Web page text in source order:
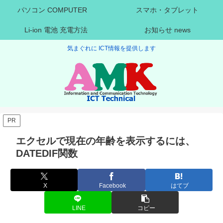
気まぐれに ICT情報を提供します
パソコン COMPUTER スマホ・タブレット
Li-ion 電池 充電方法 お知らせ news
PR
エクセルで現在の年齢を表示するには、
DATEDIF関数
X Facebook はてブ
LINE コピー